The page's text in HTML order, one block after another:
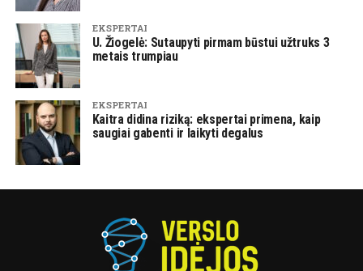
EKSPERTAI
U. Žiogelė: Sutaupyti pirmam būstui užtruks 3
metais trumpiau
EKSPERTAI
Kaitra didina riziką: ekspertai primena, kaip
saugiai gabenti ir laikyti degalus